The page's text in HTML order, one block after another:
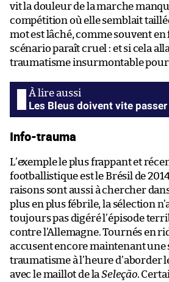
vit la douleur de la marche
compétition où elle semblait
mot est lâché, comme souvent
scénario paraît cruel : et si cela
traumatisme insurmontable pour
Les Bleus doivent vite
Info-trauma
L’exemple le plus frappant et
footballistique est le Brésil de
raisons sont aussi à chercher
plus en plus fébrile, la sélection
toujours pas digéré l’épisode
contre l’Allemagne. Tournés en
accusent encore maintenant une
traumatisme à l’heure d’aborder
avec le maillot de laSeleção.